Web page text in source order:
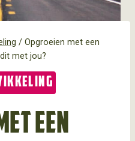
/ Opgroeien met een
met jou?
een